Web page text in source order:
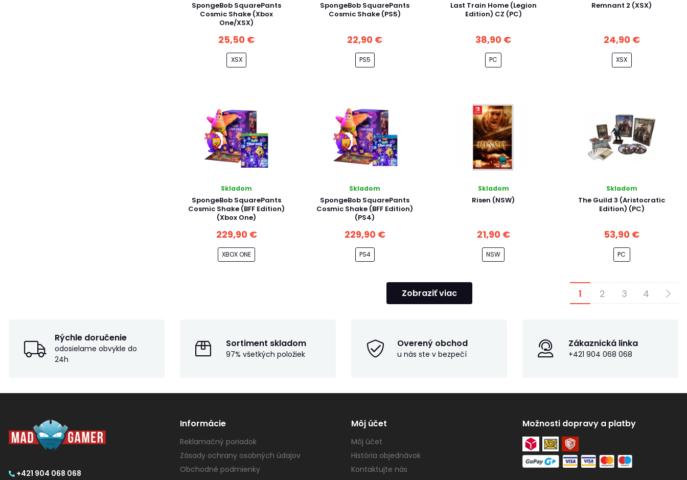
SpongeBob SquarePants
Cosmic Shake (Xbox
One/XSX)
25,50 €
XSX
SpongeBob SquarePants
Cosmic Shake (PS5)
22,90 €
PS5
Last Train Home (Legion
Edition) CZ (PC)
38,90 €
PC
Remnant 2 (XSX)
24,90 €
XSX
Skladom
SpongeBob SquarePants
Cosmic Shake (BFF Edition)
(Xbox One)
229,90 €
XBOX ONE
Skladom
SpongeBob SquarePants
Cosmic Shake (BFF Edition)
(PS4)
229,90 €
PS4
Skladom
Risen (NSW)
21,90 €
NSW
Skladom
The Guild 3 (Aristocratic
Edition) (PC)
53,90 €
PC
Zobraziť viac 1 2 3 4
Rýchle doručenie
odosielame obvykle do
24h
Sortiment skladom
97% všetkých položiek
Overený obchod
u nás ste v bezpečí
Zákaznická linka
+421 904 068 068
+421 904 068 068
Informácie
Reklamačný poriadok
Zásady ochrany osobných údajov
Obchodné podmienky
Môj účet
Môj účet
História objednávok
Kontaktujte nás
Možnosti dopravy a platby